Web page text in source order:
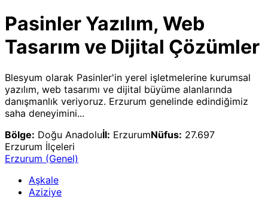
Pasinler Yazılım, Web
Tasarım ve Dijital Çözümler
Blesyum olarak Pasinler'in yerel işletmelerine kurumsal
yazılım, web tasarımı ve dijital büyüme alanlarında
danışmanlık veriyoruz. Erzurum genelinde edindiğimiz
saha deneyimini...
Bölge: Doğu Anadoluİl: ErzurumNüfus: 27.697
Erzurum İlçeleri
Erzurum (Genel)
Aşkale
Aziziye